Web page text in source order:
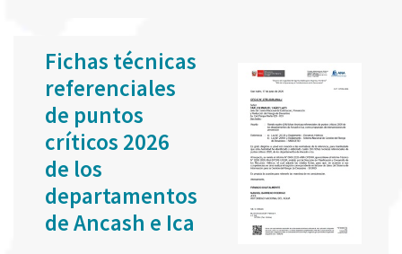
Fichas técnicas
referenciales
de puntos
críticos 2026
de los
departamentos
de Ancash e Ica